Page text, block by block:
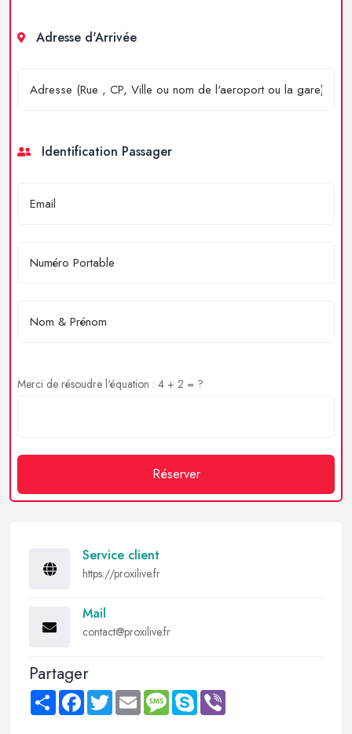
Adresse d'Arrivée
Identification Passager
Merci de résoudre l'équation : 4 + 2 = ?
Réserver
Service client
https://proxilive.fr
Mail
contact@proxilive.fr
Partager
Share FacebookTwitter Email MessageSkype